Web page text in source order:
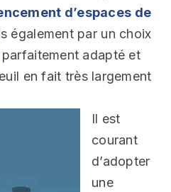
d’espaces de
également par un choix
parfaitement adapté et
en fait très largement
Il est
courant
d’adopter
une